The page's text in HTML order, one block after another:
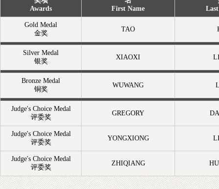
Awards
First Name
Gold Medal
金奖
TAO
Silver Medal
银奖
XIAOXI
Bronze Medal
铜奖
WUWANG
Judge's Choice Medal
评委奖
GREGORY
Judge's Choice Medal
评委奖
YONGXIONG
Judge's Choice Medal
评委奖
ZHIQIANG